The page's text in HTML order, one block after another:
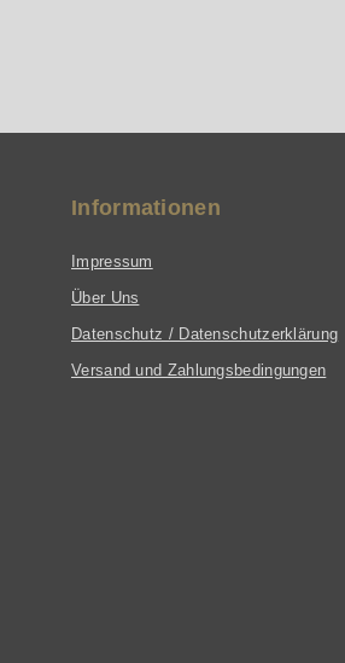
Informationen
Impressum
Über Uns
Datenschutz / Datenschutzerklärung
Versand und Zahlungsbedingungen